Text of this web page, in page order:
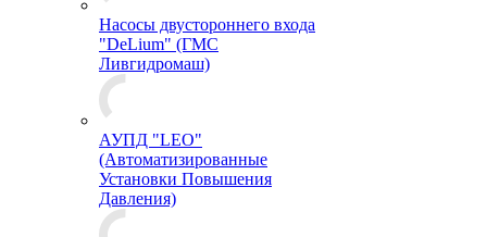
Насосы двустороннего входа
"DeLium" (ГМС
Ливгидромаш)
АУПД "LEO"
(Автоматизированные
Установки Повышения
Давления)